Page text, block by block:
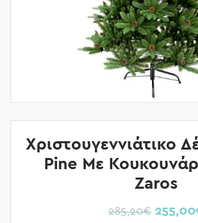
Χριστουγεννιάτικο
Pine Με
Zaros
285,20€ 255,00